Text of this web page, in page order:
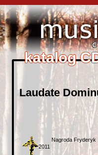
Laudate
Nagroda Fryderyk
2011
katalog
katalog
katalog
katalog
katalog